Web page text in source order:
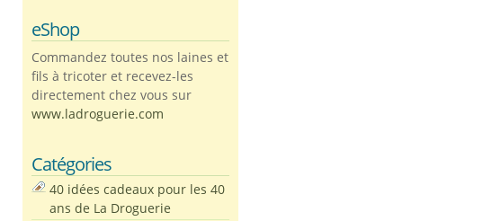
eShop
Commandez toutes nos laines et
fils à tricoter et recevez-les
directement chez vous sur
www.ladroguerie.com
Catégories
40 idées cadeaux pour les 40
ans de La Droguerie